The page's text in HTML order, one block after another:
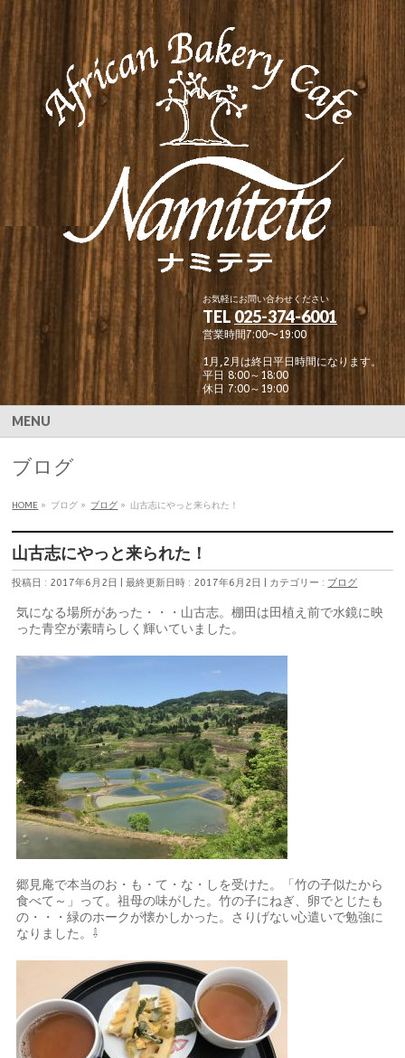
お気軽にお問い合わせください
TEL 025-374-6001
営業時間7:00〜19:00
1月,2月は終日平日時間になります。
平日 8:00～18:00
休日 7:00～19:00
MENU
ブログ
HOME » ブログ » ブログ » 山古志にやっと来られた！
山古志にやっと来られた！
投稿日 : 2017年6月2日 最終更新日時 : 2017年6月2日 カテゴリー : ブログ
気になる場所があった・・・山古志。棚田は田植え前で水鏡に映
った青空が素晴らしく輝いていました。
郷見庵で本当のお・も・て・な・しを受けた。「竹の子似たから
食べて～」って。祖母の味がした。竹の子にねぎ、卵でとじたも
の・・・緑のホークが懐かしかった。さりげない心遣いで勉強に
なりました。⇩